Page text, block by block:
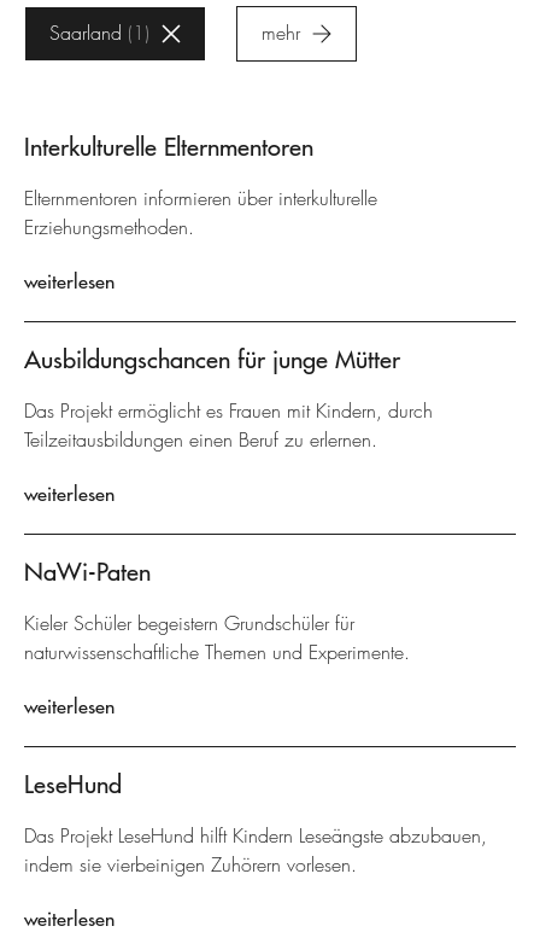
Saarland 1 mehr
Interkulturelle Elternmentoren
Elternmentoren informieren über interkulturelle
Erziehungsmethoden.
weiterlesen
Ausbildungschancen für junge Mütter
Das Projekt ermöglicht es Frauen mit Kindern, durch
Teilzeitausbildungen einen Beruf zu erlernen.
weiterlesen
NaWi-Paten
Kieler Schüler begeistern Grundschüler für
naturwissenschaftliche Themen und Experimente.
weiterlesen
LeseHund
Das Projekt LeseHund hilft Kindern Leseängste abzubauen,
indem sie vierbeinigen Zuhörern vorlesen.
weiterlesen